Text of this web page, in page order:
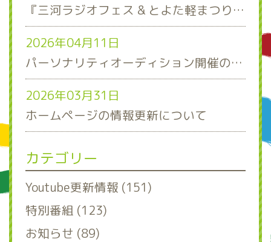
『三河ラジオフェス & とよた軽まつり』ステージスケジュール発表！
2026年04月11日
パーソナリティオーディション開催のお知らせ
2026年03月31日
ホームページの情報更新について
カテゴリー
Youtube更新情報 (151)
特別番組 (123)
お知らせ (89)